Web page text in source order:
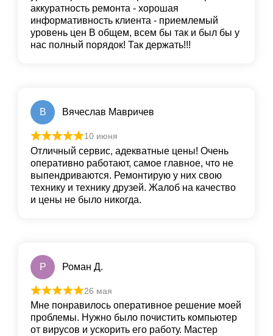
аккуратность ремонта - хорошая
информативность клиента - приемлемый
уровень цен В общем, всем бы так и был бы у
нас полный порядок! Так держать!!!
В Вячеслав Мавричев
10 июня
Отличный сервис, адекватные цены! Очень
оперативно работают, самое главное, что не
выпендриваются. Ремонтирую у них свою
технику и технику друзей. Жалоб на качество
и цены не было никогда.
Р Роман Д.
26 мая
Мне понравилось оперативное решение моей
проблемы. Нужно было почистить компьютер
от вирусов и ускорить его работу. Мастер